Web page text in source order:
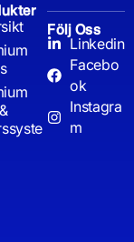
Följ Oss
Linkedin
Facebo
ok
Instagra
m